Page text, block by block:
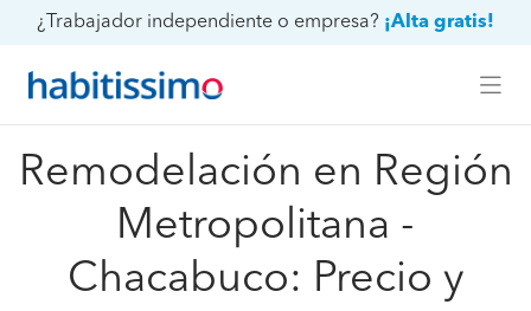
¿Trabajador independiente o empresa? ¡Alta gratis!
Remodelación en Región
Metropolitana -
Chacabuco: Precio y